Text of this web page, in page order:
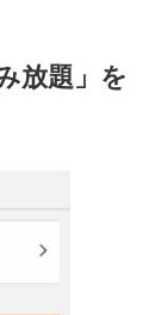
放題」を